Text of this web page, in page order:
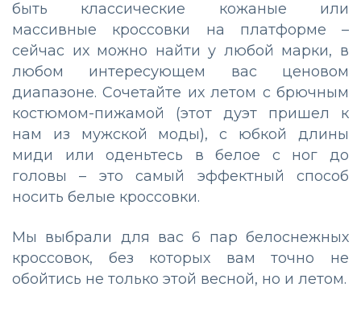
быть классические кожаные или
массивные кроссовки на платформе –
сейчас их можно найти у любой марки, в
любом интересующем вас ценовом
диапазоне. Сочетайте их летом с брючным
костюмом-пижамой (этот дуэт пришел к
нам из мужской моды), с юбкой длины
миди или оденьтесь в белое с ног до
головы – это самый эффектный способ
носить белые кроссовки.
Мы выбрали для вас 6 пар белоснежных
кроссовок, без которых вам точно не
обойтись не только этой весной, но и летом.